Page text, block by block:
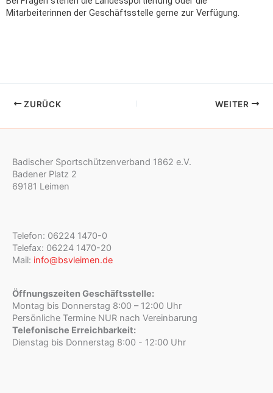
Mitarbeiterinnen der Geschäftsstelle gerne zur Verfügung.
ZURÜCK WEITER
Badischer Sportschützenverband 1862 e.V.
Badener Platz 2
69181 Leimen
Telefon: 06224 1470-0
Telefax: 06224 1470-20
Mail: info@bsvleimen.de
Öffnungszeiten Geschäftsstelle:
Montag bis Donnerstag 8:00 – 12:00 Uhr
Persönliche Termine NUR nach Vereinbarung
Telefonische Erreichbarkeit:
Dienstag bis Donnerstag 8:00 - 12:00 Uhr